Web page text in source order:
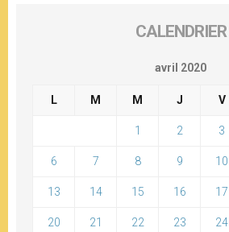
CALENDRIER
avril 2020
L M M J V
1 2 3
6 7 8 9 10
13 14 15 16 17
20 21 22 23 24